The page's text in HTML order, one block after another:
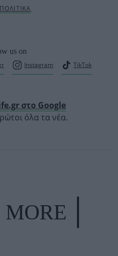
us on
Instagram TikTok
στο Google
όλα τα νέα.